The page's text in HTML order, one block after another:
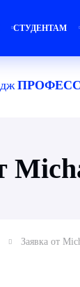
СТУДЕНТАМ
Заявка от